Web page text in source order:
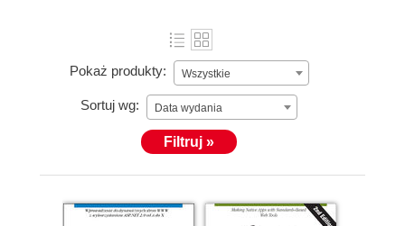
Pokaż produkty: Wszystkie
Sortuj wg: Data wydania
Filtruj »